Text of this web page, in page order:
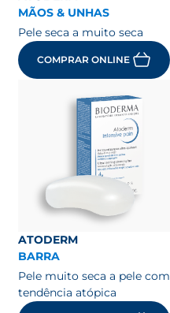
MÃOS & UNHAS
Pele seca a muito seca
COMPRAR ONLINE
ATODERM
BARRA
Pele muito seca a pele com
tendência atópica